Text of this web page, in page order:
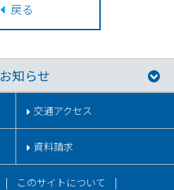
戻る
知らせ
交通アクセス
資料請求
このサイトについて